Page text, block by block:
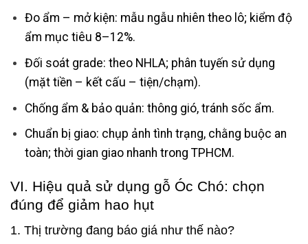
Đo ẩm – mở kiện: mẫu ngẫu nhiên theo lô; kiểm độ
ẩm mục tiêu 8–12%.
Đối soát grade: theo NHLA; phân tuyến sử dụng
(mặt tiền – kết cấu – tiện/chạm).
Chống ẩm & bảo quản: thông gió, tránh sốc ẩm.
Chuẩn bị giao: chụp ảnh tình trạng, chằng buộc an
toàn; thời gian giao nhanh trong TPHCM.
VI. Hiệu quả sử dụng gỗ Óc Chó: chọn
đúng để giảm hao hụt
1. Thị trường đang báo giá như thế nào?